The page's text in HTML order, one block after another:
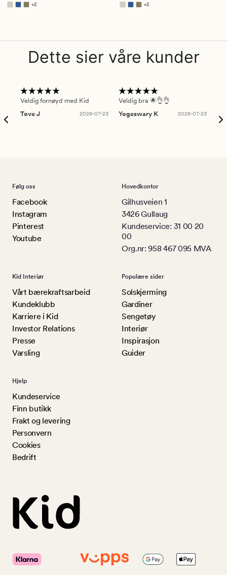
+2
Tilgjengelig i flere farger +2
Tilgjengelig i flere farger
Dette sier våre kunder
Veldig fornøyd med Kid
Tove J
2026-07-23
Veldig bra 🌟👌👌
Yogeswary K
2026-07-23
Følg oss
Facebook
Instagram
Pinterest
Youtube
Hovedkontor
Gilhusveien 1
3426 Gullaug
Kundeservice: 31 00 20
00
Org.nr: 958 467 095 MVA
Kid Interiør
Vårt bærekraftsarbeid
Kundeklubb
Karriere i Kid
Investor Relations
Presse
Varsling
Populære sider
Solskjerming
Gardiner
Sengetøy
Interiør
Inspirasjon
Guider
Hjelp
Kundeservice
Finn butikk
Frakt og levering
Personvern
Cookies
Bedrift